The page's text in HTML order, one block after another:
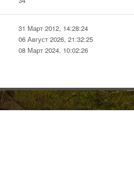
31 Март 2012, 14:28:24
06 Август 2026, 21:32:25
08 Март 2024, 10:02:26